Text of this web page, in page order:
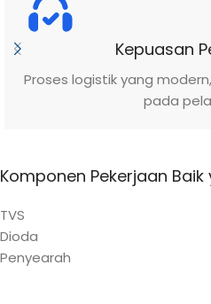
Kepuasan
Proses logistik yang
pada
Komponen Pekerjaan
TVS
Dioda
Penyearah